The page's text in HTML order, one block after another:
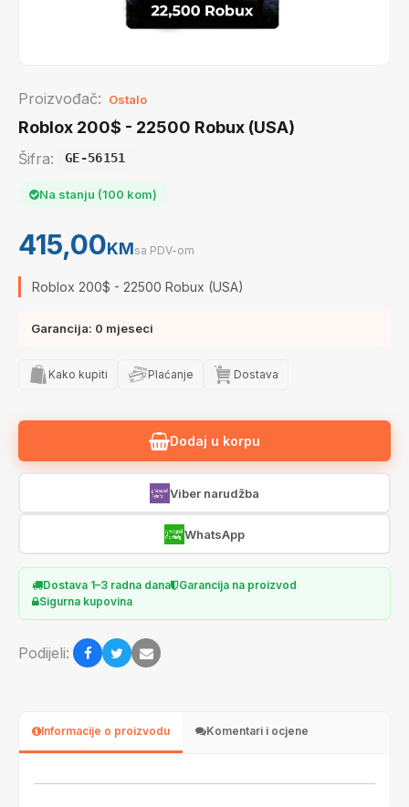
Proizvođač: Ostalo
Roblox 200$ - 22500 Robux (USA)
Šifra: GE-56151
Na stanju (100 kom)
415,00KMsa PDV-om
Roblox 200$ - 22500 Robux (USA)
Garancija: 0 mjeseci
Kako kupiti Plaćanje Dostava
Dodaj u korpu
Viber narudžba
WhatsApp
Dostava 1–3 radna dana
Garancija na proizvod
Sigurna kupovina
Podijeli:
Informacije o proizvodu Komentari i ocjene